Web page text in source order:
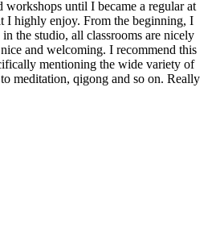
workshops until I became a regular at
I highly enjoy. From the beginning, I
the studio, all classrooms are nicely
and welcoming. I recommend this
mentioning the wide variety of
meditation, qigong and so on. Really